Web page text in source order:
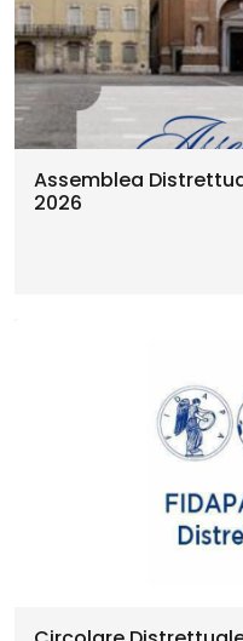
Assemblea
2026